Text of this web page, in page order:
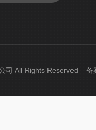
司 All Rights Reserved 备